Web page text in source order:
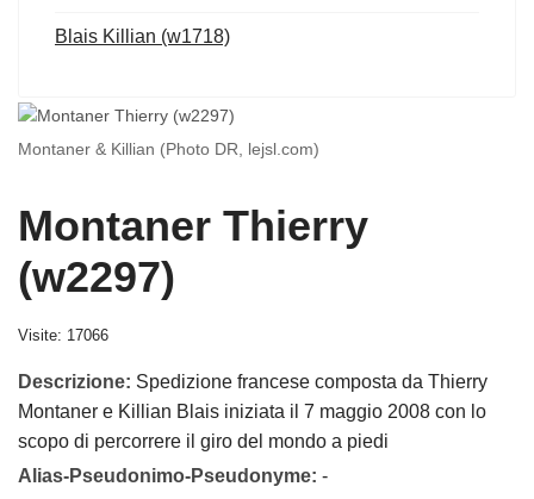
Blais Killian (w1718)
Montaner & Killian (Photo DR, lejsl.com)
Montaner Thierry
(w2297)
Visite: 17066
Descrizione: Spedizione francese composta da Thierry
Montaner e Killian Blais iniziata il 7 maggio 2008 con lo
scopo di percorrere il giro del mondo a piedi
Alias-Pseudonimo-Pseudonyme: -